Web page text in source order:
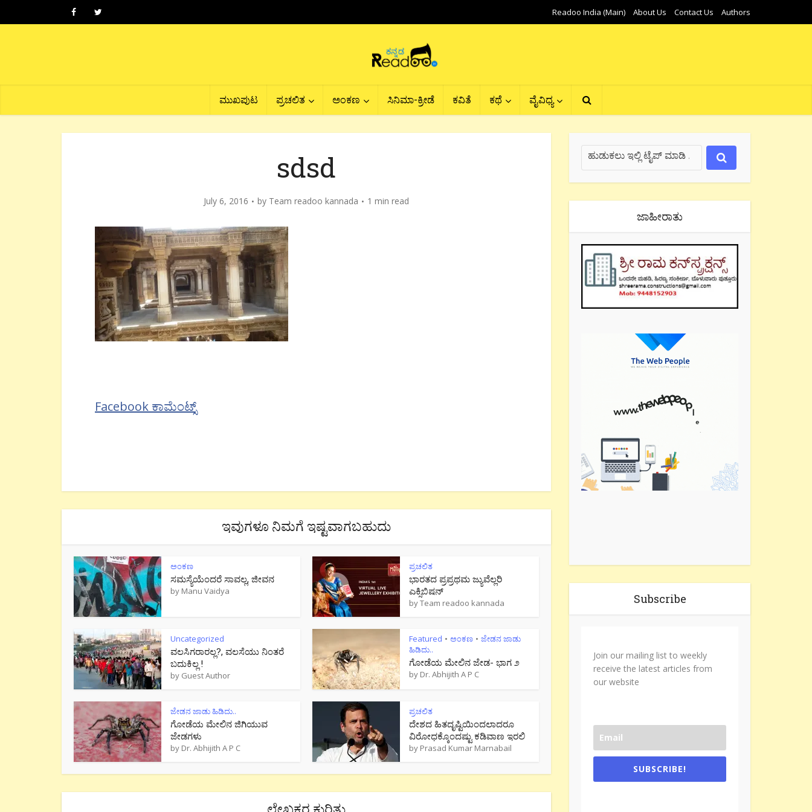
Readoo India (Main) About Us Contact Us Authors
ಮುಖಪುಟ ಪ್ರಚಲಿತ ಅಂಕಣ ಸಿನಿಮಾ-ಕ್ರೀಡೆ ಕವಿತೆ ಕಥೆ ವೈವಿಧ್ಯ
sdsd
July 6, 2016 by Team readoo kannada 1 min read
Facebook ಕಾಮೆಂಟ್ಸ್
ಇವುಗಳೂ ನಿಮಗೆ ಇಷ್ಟವಾಗಬಹುದು
ಅಂಕಣ
ಸಮಸ್ಯೆಯೆಂದರೆ ಸಾವಲ್ಲ, ಜೀವನ
by Manu Vaidya
ಪ್ರಚಲಿತ
ಭಾರತದ ಪ್ರಪ್ರಥಮ ಜ್ಯುವೆಲ್ಲರಿ
ಎಕ್ಸಿಬಿಷನ್
byTeam readoo kannada
Uncategorized
ವಲಸಿಗರಾರಲ್ಲ?, ವಲಸೆಯು ನಿಂತರೆ
ಬದುಕಿಲ್ಲ !
by Guest Author
Featured • ಅಂಕಣ • ಜೇಡನ ಜಾಡು
ಹಿಡಿದು..
ಗೋಡೆಯ ಮೇಲಿನ ಜೇಡ- ಭಾಗ ೨
by Dr. Abhijith A P C
ಜೇಡನ ಜಾಡು ಹಿಡಿದು..
ಗೋಡೆಯ ಮೇಲಿನ ಜಿಗಿಯುವ
ಜೇಡಗಳು
by Dr. Abhijith A P C
ಪ್ರಚಲಿತ
ದೇಶದ ಹಿತದೃಷ್ಟಿಯಿಂದಲಾದರೂ
ವಿರೋಧಕ್ಕೊಂದಷ್ಟು ಕಡಿವಾಣ ಇರಲಿ
by Prasad Kumar Marnabail
ಜಾಹೀರಾತು
Subscribe
Join our mailing list to weekly
receive the latest articles from
our website
SUBSCRIBE!